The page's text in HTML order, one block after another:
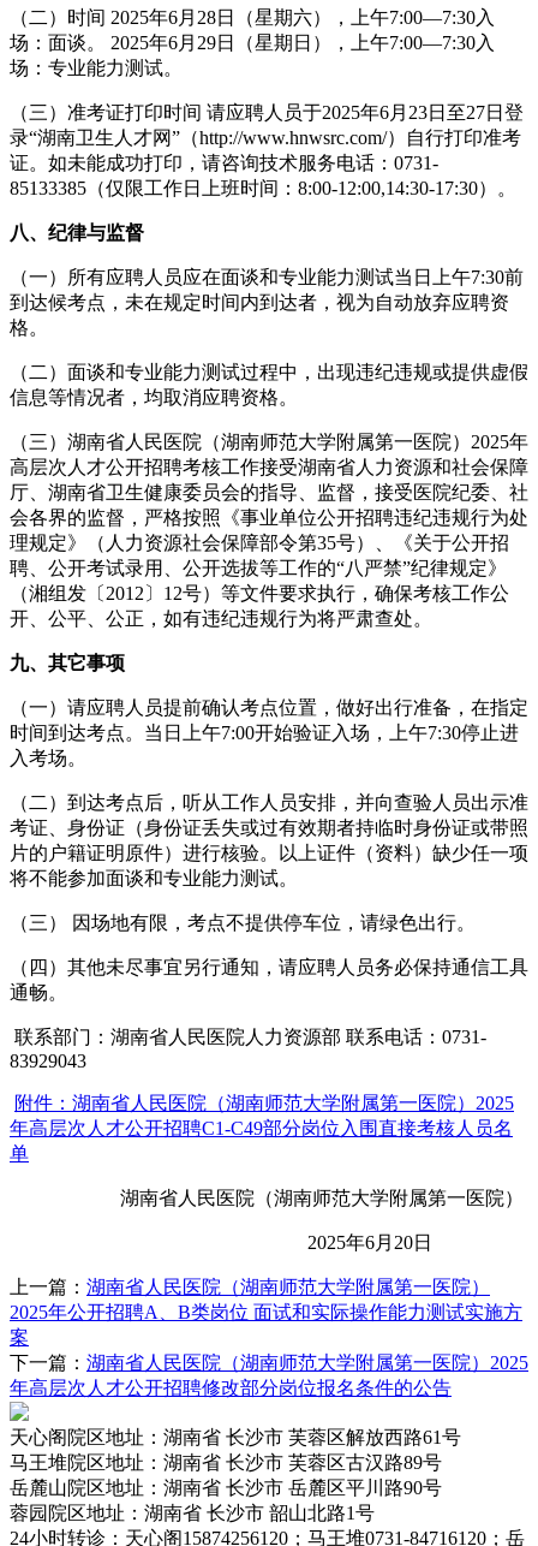
（二）时间 2025年6月28日（星期六），上午7:00—7:30入
场：面谈。 2025年6月29日（星期日），上午7:00—7:30入
场：专业能力测试。
（三）准考证打印时间 请应聘人员于2025年6月23日至27日登
录“湖南卫生人才网”（http://www.hnwsrc.com/）自行打印准考
证。如未能成功打印，请咨询技术服务电话：0731-
85133385（仅限工作日上班时间：8:00-12:00,14:30-17:30）。
八、纪律与监督
（一）所有应聘人员应在面谈和专业能力测试当日上午7:30前
到达候考点，未在规定时间内到达者，视为自动放弃应聘资
格。
（二）面谈和专业能力测试过程中，出现违纪违规或提供虚假
信息等情况者，均取消应聘资格。
（三）湖南省人民医院（湖南师范大学附属第一医院）2025年
高层次人才公开招聘考核工作接受湖南省人力资源和社会保障
厅、湖南省卫生健康委员会的指导、监督，接受医院纪委、社
会各界的监督，严格按照《事业单位公开招聘违纪违规行为处
理规定》（人力资源社会保障部令第35号）、《关于公开招
聘、公开考试录用、公开选拔等工作的“八严禁”纪律规定》
（湘组发〔2012〕12号）等文件要求执行，确保考核工作公
开、公平、公正，如有违纪违规行为将严肃查处。
九、其它事项
（一）请应聘人员提前确认考点位置，做好出行准备，在指定
时间到达考点。当日上午7:00开始验证入场，上午7:30停止进
入考场。
（二）到达考点后，听从工作人员安排，并向查验人员出示准
考证、身份证（身份证丢失或过有效期者持临时身份证或带照
片的户籍证明原件）进行核验。以上证件（资料）缺少任一项
将不能参加面谈和专业能力测试。
（三） 因场地有限，考点不提供停车位，请绿色出行。
（四）其他未尽事宜另行通知，请应聘人员务必保持通信工具
通畅。
联系部门：湖南省人民医院人力资源部 联系电话：0731-
83929043
附件：湖南省人民医院（湖南师范大学附属第一医院）2025
年高层次人才公开招聘C1-C49部分岗位入围直接考核人员名
单
湖南省人民医院（湖南师范大学附属第一医院）
2025年6月20日
上一篇： 湖南省人民医院（湖南师范大学附属第一医院）
2025年公开招聘A、B类岗位 面试和实际操作能力测试实施方
案
下一篇： 湖南省人民医院（湖南师范大学附属第一医院）2025
年高层次人才公开招聘修改部分岗位报名条件的公告
天心阁院区地址：湖南省 长沙市 芙蓉区解放西路61号
马王堆院区地址：湖南省 长沙市 芙蓉区古汉路89号
岳麓山院区地址：湖南省 长沙市 岳麓区平川路90号
蓉园院区地址：湖南省 长沙市 韶山北路1号
24小时转诊 ：天心阁15874256120；马王堆0731-84716120；岳